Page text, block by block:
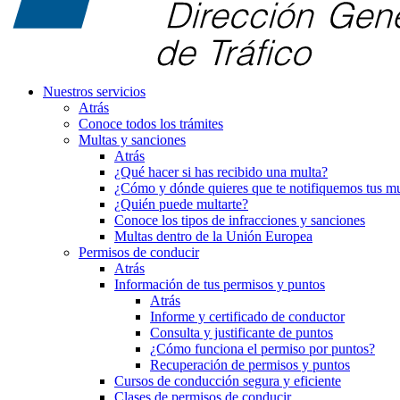
Nuestros servicios
Atrás
Conoce todos los trámites
Multas y sanciones
Atrás
¿Qué hacer si has recibido una multa?
¿Cómo y dónde quieres que te notifiquemos tus
¿Quién puede multarte?
Conoce los tipos de infracciones y sanciones
Multas dentro de la Unión Europea
Permisos de conducir
Atrás
Información de tus permisos y puntos
Atrás
Informe y certificado de conductor
Consulta y justificante de puntos
¿Cómo funciona el permiso por puntos?
Recuperación de permisos y puntos
Cursos de conducción segura y eficiente